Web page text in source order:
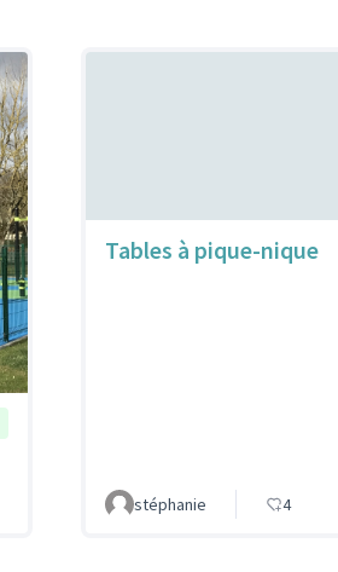
Tables à pique-nique
stéphanie 4